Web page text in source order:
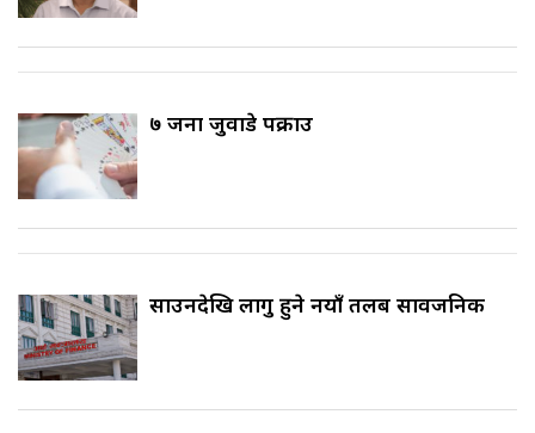
७ जना जुवाडे पक्राउ
साउनदेखि लागु हुने नयाँ तलब सार्वजनिक